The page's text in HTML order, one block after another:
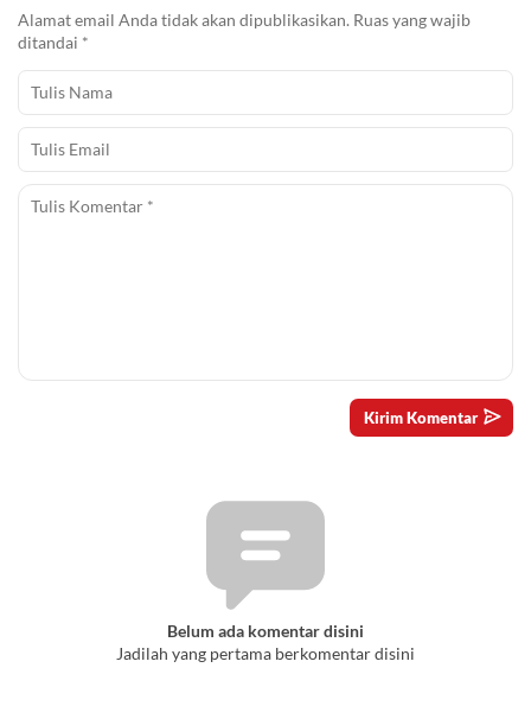
Alamat email Anda tidak akan dipublikasikan. Ruas yang wajib
ditandai *
Belum ada komentar disini
Jadilah yang pertama berkomentar disini